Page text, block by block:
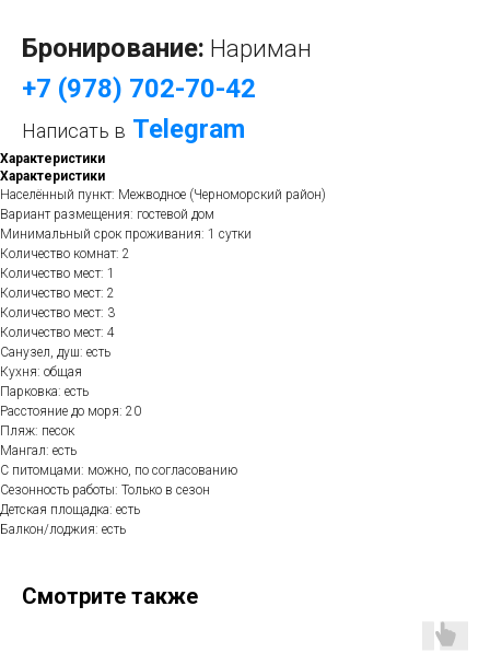
Бронирование: Нариман
+7 (978) 702-70-42
Написать в Telegram
Характеристики
Характеристики
Населённый пункт: Межводное (Черноморский район)
Вариант размещения: гостевой дом
Минимальный срок проживания: 1 сутки
Количество комнат: 2
Количество мест: 1
Количество мест: 2
Количество мест: 3
Количество мест: 4
Санузел, душ: есть
Кухня: общая
Парковка: есть
Расстояние до моря: 20
Пляж: песок
Мангал: есть
С питомцами: можно, по согласованию
Сезонность работы: Только в сезон
Детская площадка: есть
Балкон/лоджия: есть
Смотрите также